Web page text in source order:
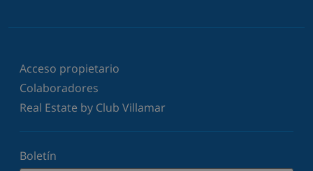
Acceso propietario
Colaboradores
Real Estate by Club Villamar
Boletín